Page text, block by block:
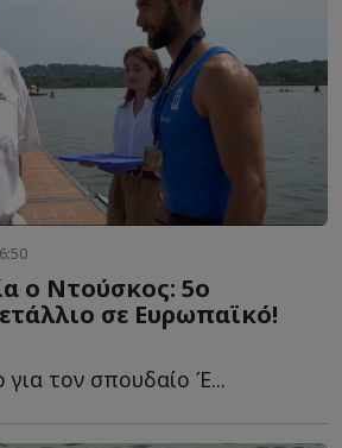
ο Ντούσκος: 5ο
σε Ευρωπαϊκό!
για τον σπουδαίο Έ...